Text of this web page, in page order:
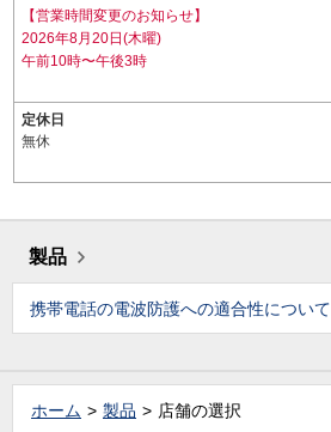
【営業時間変更のお知らせ】
2026年8月20日(木曜)
午前10時〜午後3時
定休日
無休
製品
携帯電話の電波防護への適合性について
ホーム 製品 店舗の選択